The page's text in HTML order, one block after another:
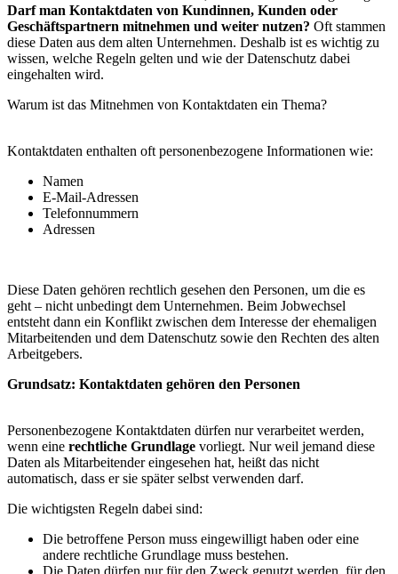
Darf man Kontaktdaten von Kundinnen, Kunden oder
Geschäftspartnern mitnehmen und weiter nutzen? Oft stammen
diese Daten aus dem alten Unternehmen. Deshalb ist es wichtig zu
wissen, welche Regeln gelten und wie der Datenschutz dabei
eingehalten wird.
Warum ist das Mitnehmen von Kontaktdaten ein Thema?
Kontaktdaten enthalten oft personenbezogene Informationen wie:
Namen
E-Mail-Adressen
Telefonnummern
Adressen
Diese Daten gehören rechtlich gesehen den Personen, um die es
geht – nicht unbedingt dem Unternehmen. Beim Jobwechsel
entsteht dann ein Konflikt zwischen dem Interesse der ehemaligen
Mitarbeitenden und dem Datenschutz sowie den Rechten des alten
Arbeitgebers.
Grundsatz: Kontaktdaten gehören den Personen
Personenbezogene Kontaktdaten dürfen nur verarbeitet werden,
wenn eine rechtliche Grundlage vorliegt. Nur weil jemand diese
Daten als Mitarbeitender eingesehen hat, heißt das nicht
automatisch, dass er sie später selbst verwenden darf.
Die wichtigsten Regeln dabei sind:
Die betroffene Person muss eingewilligt haben oder eine
andere rechtliche Grundlage muss bestehen.
Die Daten dürfen nur für den Zweck genutzt werden, für den